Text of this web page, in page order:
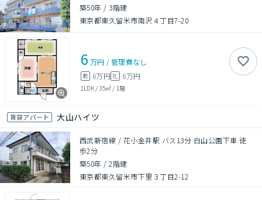
築50年 / 3階建
東京都東久留米市南沢４丁目7-20
6 万円 /管理費なし
敷 6万円礼 6万円
1LDK/35㎡ / 1階
賃貸アパート 大山ハイツ
西武新宿線 / 花小金井駅 バス13分 白山公園下車 徒
歩2分
築50年 /2階建
東京都東久留米市下里３丁目2-12